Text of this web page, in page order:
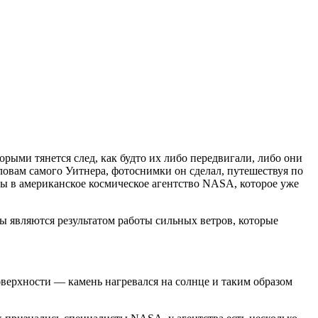
тянется след, как будто их либо передвигали, либо они
самого Уитнера, фотоснимки он сделал, путешествуя по
американское космическое агентство NASA, которое уже
результатом работы сильных ветров, которые
— камень нагревался на солнце и таким образом